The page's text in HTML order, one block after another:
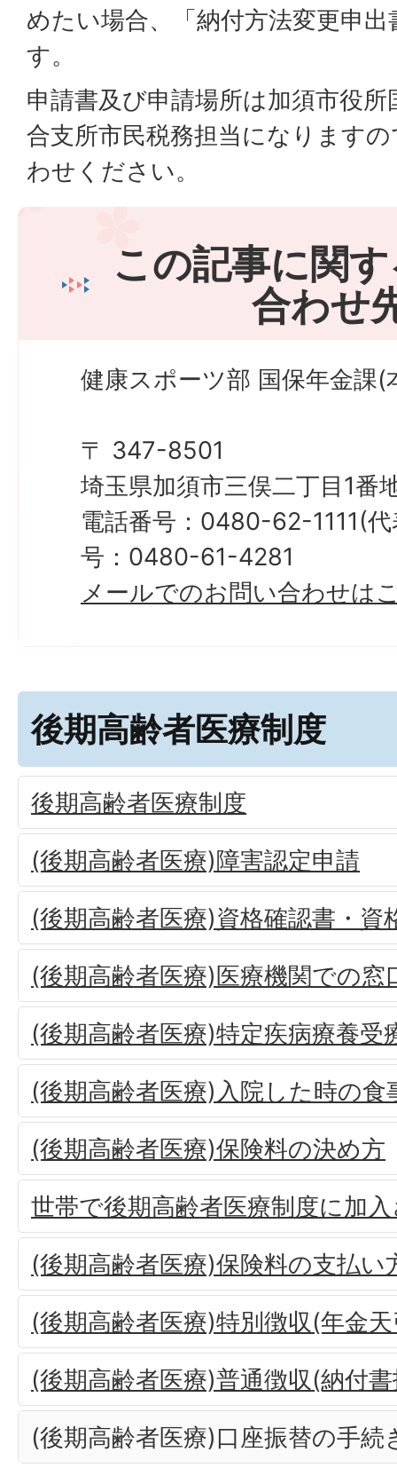
めたい場合、「納付方法変更申
す。
申請書及び申請場所は加須市役
合支所市民税務担当になります
わせください。
この記事に関
合わせ
健康スポーツ部 国保年金課(
〒 347-8501
埼玉県加須市三俣二丁目1番
電話番号：0480-62-1111(
号：0480-61-4281
メールでのお問い合わせは
後期高齢者医療制度
後期高齢者医療制度
(後期高齢者医療)障害認定申請
(後期高齢者医療)資格確認書・資
(後期高齢者医療)医療機関での窓
(後期高齢者医療)特定疾病療養受
(後期高齢者医療)入院した時の食
(後期高齢者医療)保険料の決め方
世帯で後期高齢者医療制度に加
(後期高齢者医療)保険料の支払い
(後期高齢者医療)特別徴収(年金
(後期高齢者医療)普通徴収(納付
(後期高齢者医療)口座振替の手続